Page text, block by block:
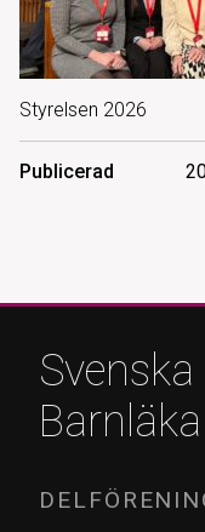
Styrelsen 2026
Publicerad
Svenska